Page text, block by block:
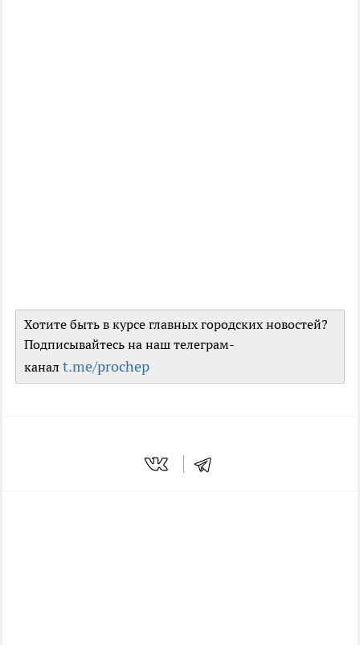
Хотите быть в курсе главных городских новостей?
Подписывайтесь на наш телеграм-
канал t.me/prochep